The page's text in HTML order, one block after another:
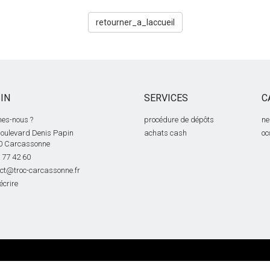
retourner_a_laccueil
nous ?
Denis Papin
Carcassonne
42 60
carcassonne.fr
SERVICES
procédure de dépôts
achats cash